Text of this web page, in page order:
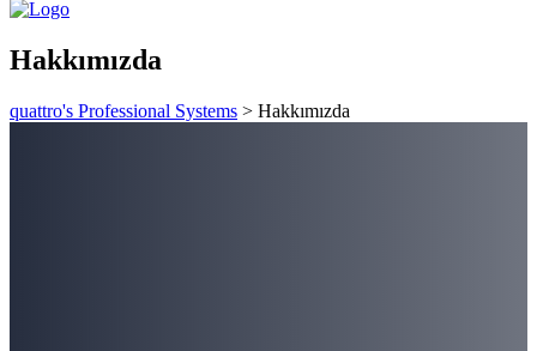
Hakkımızda
quattro's Professional Systems > Hakkımızda